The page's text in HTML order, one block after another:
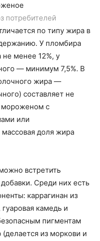
потребителей
по типу жира в
У пломбира
менее 12%, у
— минимум 7,5%. В
жира —
составляет не
мороженом с
или
доля жира
встретить
Среди них есть
каррагинан из
гуаровая камедь и
пигментам
(делается из моркови и